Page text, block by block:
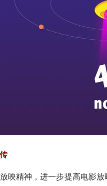
精神，进一步提高电影放